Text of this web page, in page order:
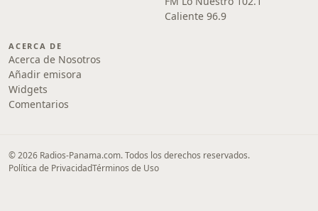
Caliente 96.9
ACERCA DE
Acerca de Nosotros
Añadir emisora
Widgets
Comentarios
© 2026 Radios-Panama.com. Todos los derechos reservados.
Política de PrivacidadTérminos de Uso